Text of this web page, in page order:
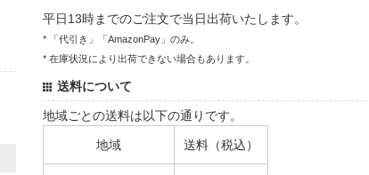
平日13時までのご注文で当日出荷いたします。
* 「代引き」「AmazonPay」のみ。
* 在庫状況により出荷できない場合もあります。
送料について
地域ごとの送料は以下の通りです。
地域 送料（税込）